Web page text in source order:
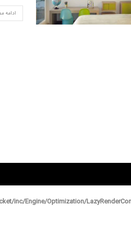
ادامه
inc/Engine/Optimization/